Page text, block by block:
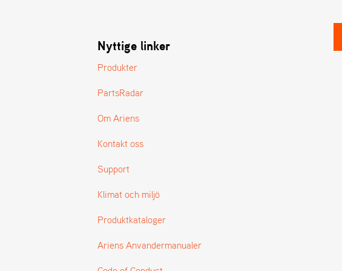
Nyttige linker
Produkter
PartsRadar
Om Ariens
Kontakt oss
Support
Klimat och miljö
Produktkataloger
Ariens Anvandermanualer